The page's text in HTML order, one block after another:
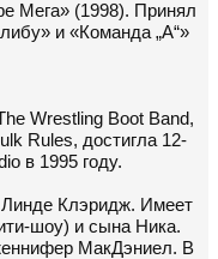
Мега» (1998). Принял
и «Команда „А“»
Wrestling Boot Band,
Rules, достигла 12-
в 1995 году.
Линде Клэридж. Имеет
шоу) и сына Ника.
МакДэниел. В